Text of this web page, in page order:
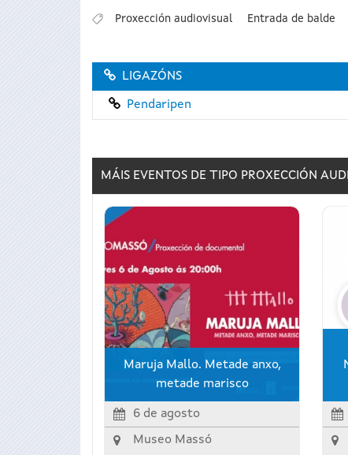
Proxección audiovisual Entrada de balde
LIGAZÓNS
Pendaripen
MÁIS EVENTOS DE TIPO PROXECCIÓN
Maruja Mallo. Metade anxo,
metade marisco
6 de agosto
Museo Massó